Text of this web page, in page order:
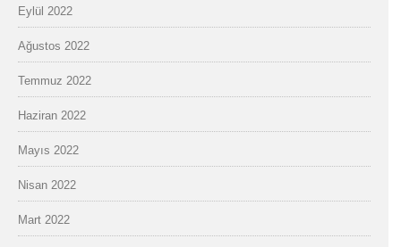
Eylül 2022
Ağustos 2022
Temmuz 2022
Haziran 2022
Mayıs 2022
Nisan 2022
Mart 2022